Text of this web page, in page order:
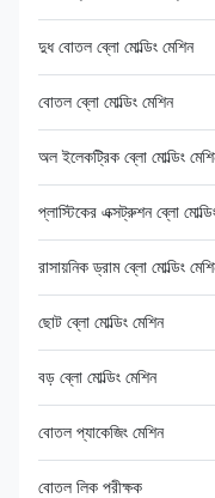
দুধ বোতল ব্লো মোল্ডিং মেশিন
বোতল ব্লো মোল্ডিং মেশিন
অল ইলেকট্রিক ব্লো মোল্ডিং
প্লাস্টিকের এক্সট্রুশন ব্লো
রাসায়নিক ড্রাম ব্লো মোল্ডিং
ছোট ব্লো মোল্ডিং মেশিন
বড় ব্লো মোল্ডিং মেশিন
বোতল প্যাকেজিং মেশিন
বোতল লিক পরীক্ষক